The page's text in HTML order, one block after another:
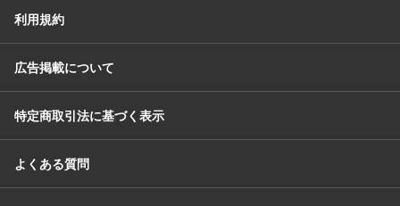
利用規約
広告掲載について
特定商取引法に基づく表示
よくある質問